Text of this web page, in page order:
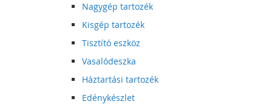
Nagygép tartozék
Kisgép tartozék
Tisztító eszköz
Vasalódeszka
Háztartási tartozék
Edénykészlet